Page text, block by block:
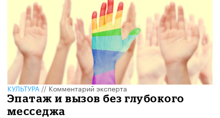
КУЛЬТУРА//Комментарий эксперта
Эпатаж и вызов без глубокого
месседжа